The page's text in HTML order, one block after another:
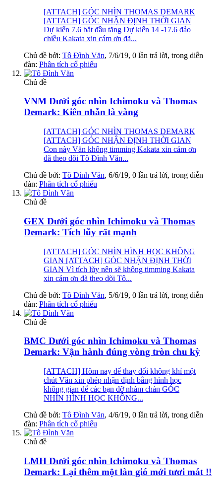
[ATTACH] GÓC NHÌN THOMAS DEMARK
[ATTACH] GÓC NHẬN ĐỊNH THỜI GIAN
Dự kiến 7.6 bắt đầu tăng Dự kiến 14 -17.6 đảo
chiều Kakata xin cám ơn đã...
Chủ đề bởi: Tô Đình Văn, 7/6/19, 0 lần trả lời, trong diễn
đàn: Phân tích cổ phiếu
Chủ đề
VNM Dưới góc nhìn Ichimoku và Thomas
Demark: Kiên nhẫn là vàng
[ATTACH] GÓC NHÌN THOMAS DEMARK
[ATTACH] GÓC NHẬN ĐỊNH THỜI GIAN
Con này Văn không timming Kakata xin cám ơn
đã theo dõi Tô Đình Văn...
Chủ đề bởi: Tô Đình Văn, 6/6/19, 0 lần trả lời, trong diễn
đàn: Phân tích cổ phiếu
Chủ đề
GEX Dưới góc nhìn Ichimoku và Thomas
Demark: Tích lũy rất mạnh
[ATTACH] GÓC NHÌN HÌNH HỌC KHÔNG
GIAN [ATTACH] GÓC NHẬN ĐỊNH THỜI
GIAN Vì tích lũy nên sẽ không timming Kakata
xin cám ơn đã theo dõi Tô...
Chủ đề bởi: Tô Đình Văn, 5/6/19, 0 lần trả lời, trong diễn
đàn: Phân tích cổ phiếu
Chủ đề
BMC Dưới góc nhìn Ichimoku và Thomas
Demark: Vận hành đúng vòng tròn chu kỳ
[ATTACH] Hôm nay để thay đổi không khí một
chút Văn xin phép nhận định bằng hình học
không gian để các bạn đỡ nhàm chán GÓC
NHÌN HÌNH HỌC KHÔNG...
Chủ đề bởi: Tô Đình Văn, 4/6/19, 0 lần trả lời, trong diễn
đàn: Phân tích cổ phiếu
Chủ đề
LMH Dưới góc nhìn Ichimoku và Thomas
Demark: Lại thêm một làn gió mới tươi mát !!